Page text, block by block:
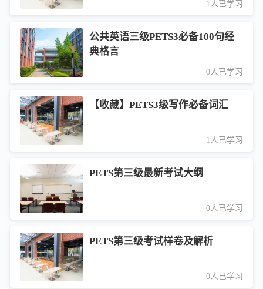
1人已学习
公共英语三级PETS3必备100句经
典格言
0人已学习
【收藏】PETS3级写作必备词汇
1人已学习
PETS第三级最新考试大纲
0人已学习
PETS第三级考试样卷及解析
0人已学习